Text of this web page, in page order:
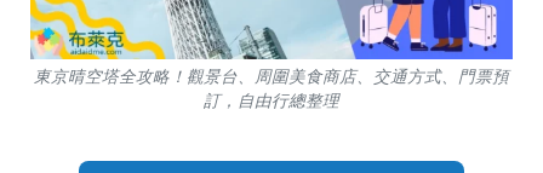
東京晴空塔全攻略！觀景台、周圍美食商店、交通方式、門票預
訂，自由行總整理